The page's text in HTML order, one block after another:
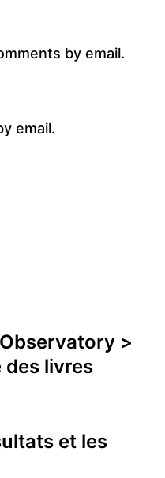
by email.
email.
>
des livres
et les